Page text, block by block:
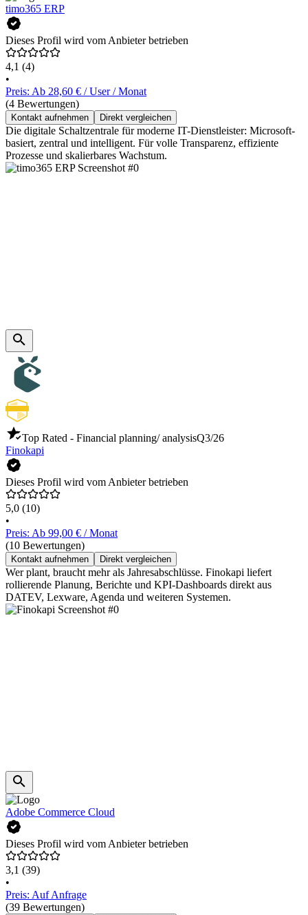
timo365 ERP
Dieses Profil wird vom Anbieter betrieben
4,1 (4)
•
Preis: Ab 28,60 € / User / Monat
(4 Bewertungen)
Kontakt aufnehmen Direkt vergleichen
Die digitale Schaltzentrale für moderne IT-Dienstleister: Microsoft-
basiert, zentral und intelligent. Für volle Transparenz, effiziente
Prozesse und skalierbares Wachstum.
Top Rated - Financial planning/ analysisQ3/26
Finokapi
Dieses Profil wird vom Anbieter betrieben
5,0 (10)
•
Preis: Ab 99,00 € / Monat
(10 Bewertungen)
Kontakt aufnehmen Direkt vergleichen
Wer plant, braucht mehr als Jahresabschlüsse. Finokapi liefert
rollierende Planung, Berichte und KPI-Dashboards direkt aus
DATEV, Lexware, Agenda und weiteren Systemen.
Adobe Commerce Cloud
Dieses Profil wird vom Anbieter betrieben
3,1 (39)
•
Preis: Auf Anfrage
(39 Bewertungen)